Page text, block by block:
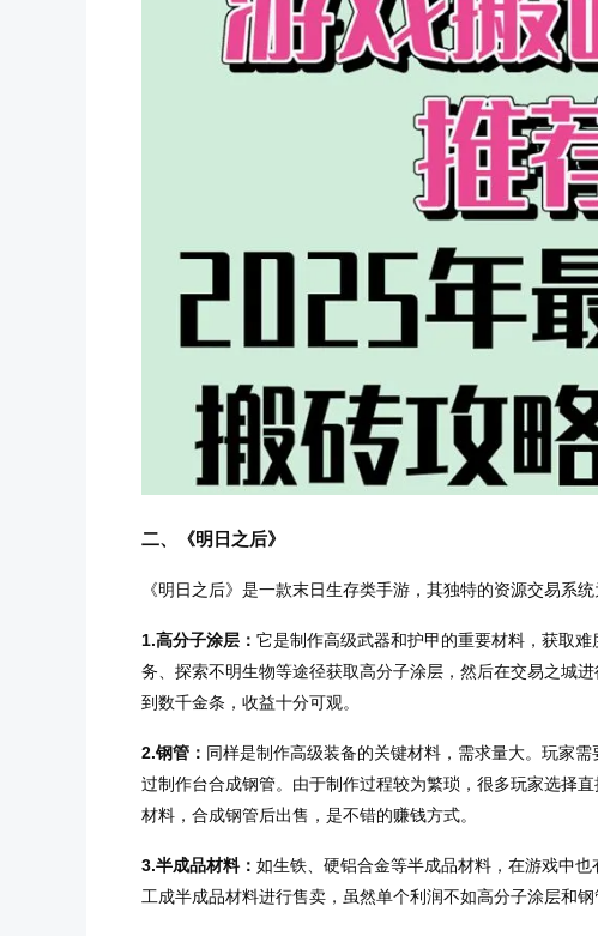
二、《明日之后》
《明日之后》是一款末日生存类手游，其独特的资源交易系统
1.高分子涂层： 它是制作高级武器和护甲的重要材料，获取
务、探索不明生物等途径获取高分子涂层，然后在交易之城
到数千金条，收益十分可观。
2.钢管： 同样是制作高级装备的关键材料，需求量大。玩家
过制作台合成钢管。由于制作过程较为繁琐，很多玩家选择
材料，合成钢管后出售，是不错的赚钱方式。
3.半成品材料： 如生铁、硬铝合金等半成品材料，在游戏中
工成半成品材料进行售卖，虽然单个利润不如高分子涂层和